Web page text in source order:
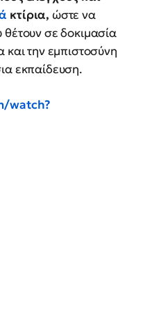
κτίρια, ώστε να
σε δοκιμασία
και την εμπιστοσύνη
εκπαίδευση.
watch?